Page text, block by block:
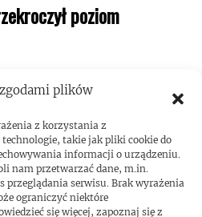
plików
z korzystania z
takie jak pliki cookie do
informacji o urządzeniu.
nam przetwarzać dane, m.in.
przeglądania serwisu. Brak wyrażenia
ograniczyć niektóre
się więcej, zapoznaj się z
poziom